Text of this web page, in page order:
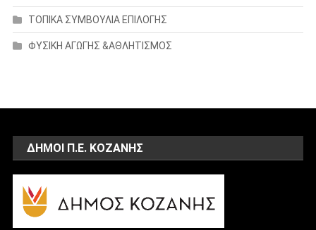
ΤΟΠΙΚΑ ΣΥΜΒΟΥΛΙΑ ΕΠΙΛΟΓΗΣ
ΦΥΣΙΚΗ ΑΓΩΓΗΣ &ΑΘΛΗΤΙΣΜΟΣ
ΔΗΜΟΙ Π.Ε. ΚΟΖΑΝΗΣ